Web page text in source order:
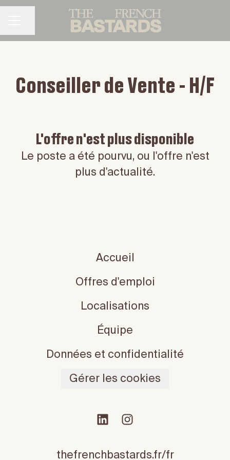
Partager la page
Conseiller de Vente - H/F
L'offre n'est plus disponible
Le poste a été pourvu, ou l'offre n'est
plus d'actualité.
Accueil
Offres d'emploi
Localisations
Équipe
Données et confidentialité
Gérer les cookies
thefrenchbastards.fr/fr